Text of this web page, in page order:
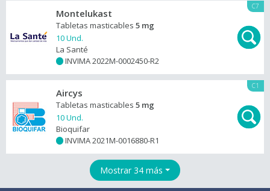
C7
Montelukast
Tabletas masticables 5 mg
10 Und.
La Santé
INVIMA 2022M-0002450-R2
C1
Aircys
Tabletas masticables 5 mg
10 Und.
Bioquifar
INVIMA 2021M-0016880-R1
Mostrar 34 más